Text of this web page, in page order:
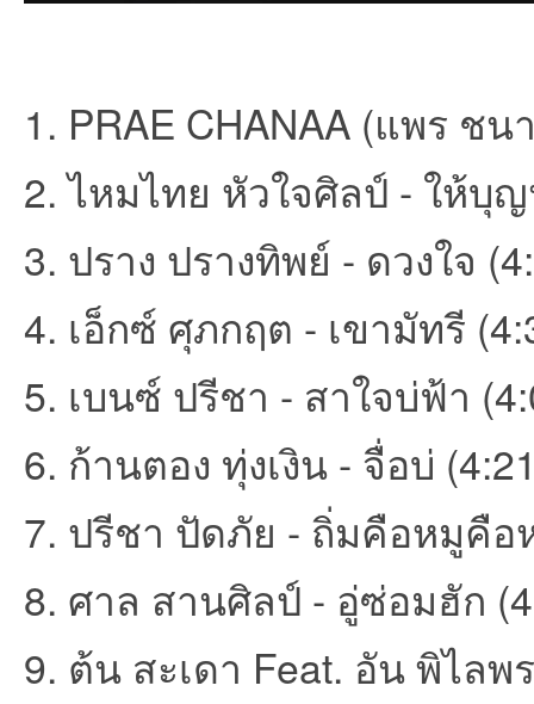
1. PRAE CHANAA (แพร ช
2. ไหมไทย หัวใจศิลป์ - ให้บุ
3. ปราง ปรางทิพย์ - ดวงใจ
4. เอ็กซ์ ศุภกฤต - เขามัทรี
5. เบนซ์ ปรีชา - สาใจบ่ฟ้า
6. ก้านตอง ทุ่งเงิน - จื่อบ่
7. ปรีชา ปัดภัย - ถิ่มคือหมูคือ
8. ศาล สานศิลป์ - อู่ซ่อมฮัก
9. ต้น สะเดา Feat. อัน พิไลพ